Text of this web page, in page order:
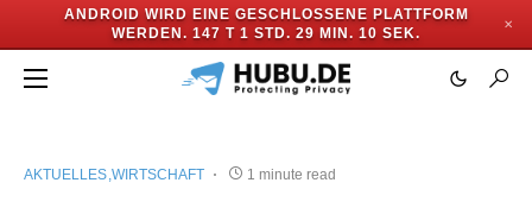
ANDROID WIRD EINE GESCHLOSSENE PLATTFORM
WERDEN.
147 T 1 STD. 29 MIN. 9 SEK.
✕
AKTUELLES WIRTSCHAFT 1 minute read